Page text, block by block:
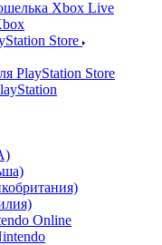
Xbox Live
Store
PlayStation Store
Online